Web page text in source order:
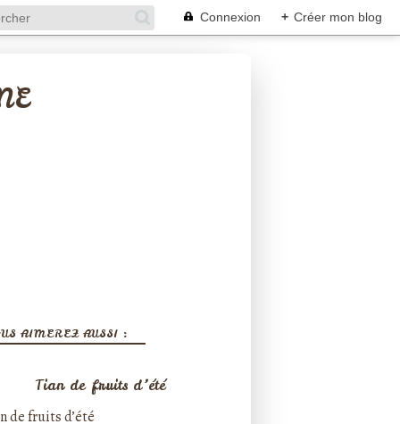
Connexion + Créer mon blog
AIMEREZ AUSSI :
Tian de fruits d’été